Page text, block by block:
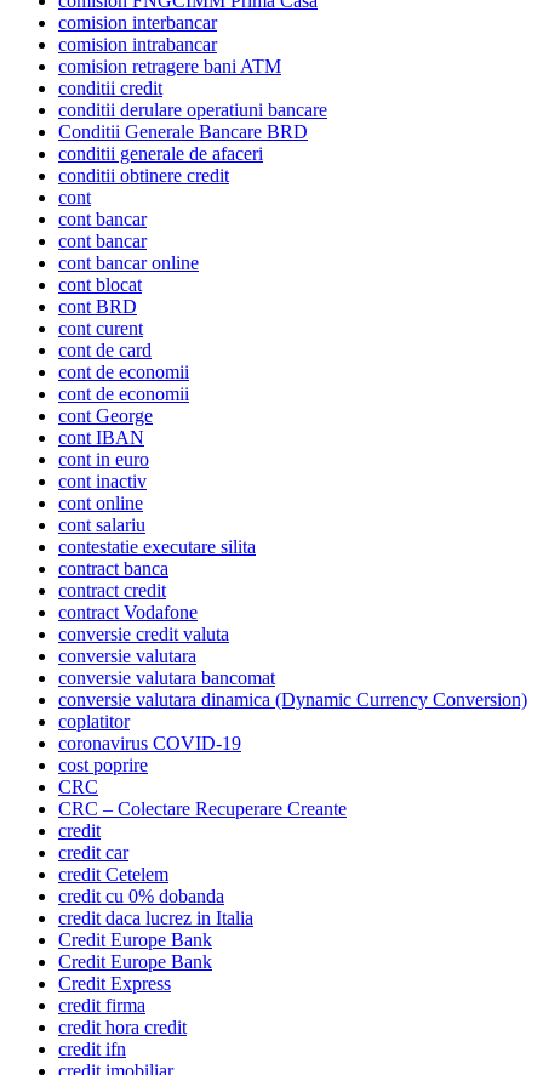
comision interbancar
comision intrabancar
comision retragere bani ATM
conditii credit
conditii derulare operatiuni bancare
Conditii Generale Bancare BRD
conditii generale de afaceri
conditii obtinere credit
cont
cont bancar
cont bancar
cont bancar online
cont blocat
cont BRD
cont curent
cont de card
cont de economii
cont de economii
cont George
cont IBAN
cont in euro
cont inactiv
cont online
cont salariu
contestatie executare silita
contract banca
contract credit
contract Vodafone
conversie credit valuta
conversie valutara
conversie valutara bancomat
conversie valutara dinamica (Dynamic Currency Conversion)
coplatitor
coronavirus COVID-19
cost poprire
CRC
CRC – Colectare Recuperare Creante
credit
credit car
credit Cetelem
credit cu 0% dobanda
credit daca lucrez in Italia
Credit Europe Bank
Credit Europe Bank
Credit Express
credit firma
credit hora credit
credit ifn
credit imobiliar